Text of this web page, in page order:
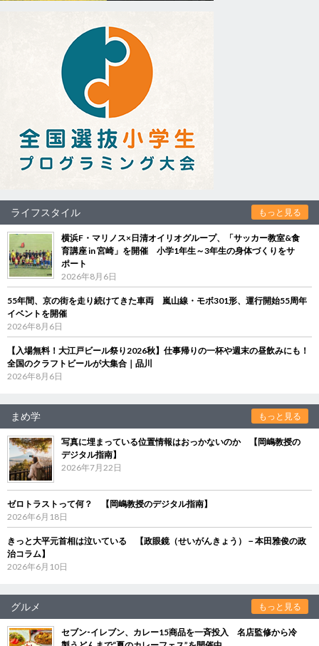
ライフスタイル もっと見る
横浜F・マリノス×日清オイリオグループ、「サッカー教室&食
育講座 in 宮崎」を開催 小学1年生～3年生の身体づくりをサ
ポート
2026年8月6日
55年間、京の街を走り続けてきた車両 嵐山線・モボ301形、運行開始55周年
イベントを開催
2026年8月6日
【入場無料！大江戸ビール祭り2026秋】仕事帰りの一杯や週末の昼飲みにも！
全国のクラフトビールが大集合｜品川
2026年8月6日
まめ学 もっと見る
写真に埋まっている位置情報はおっかないのか 【岡嶋教授の
デジタル指南】
2026年7月22日
ゼロトラストって何？ 【岡嶋教授のデジタル指南】
2026年6月18日
きっと大平元首相は泣いている 【政眼鏡（せいがんきょう）－本田雅俊の政
治コラム】
2026年6月10日
グルメ もっと見る
セブン‐イレブン、カレー15商品を一斉投入 名店監修から冷